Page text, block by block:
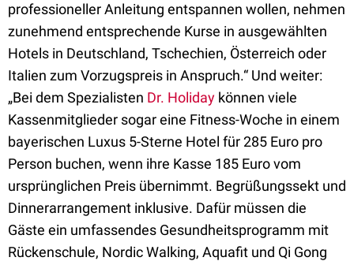
professioneller Anleitung entspannen wollen, nehmen
zunehmend entsprechende Kurse in ausgewählten
Hotels in Deutschland, Tschechien, Österreich oder
Italien zum Vorzugspreis in Anspruch.“ Und weiter:
„Bei dem Spezialisten Dr. Holiday können viele
Kassenmitglieder sogar eine Fitness-Woche in einem
bayerischen Luxus 5-Sterne Hotel für 285 Euro pro
Person buchen, wenn ihre Kasse 185 Euro vom
ursprünglichen Preis übernimmt. Begrüßungssekt und
Dinnerarrangement inklusive. Dafür müssen die
Gäste ein umfassendes Gesundheitsprogramm mit
Rückenschule, Nordic Walking, Aquafit und Qi Gong